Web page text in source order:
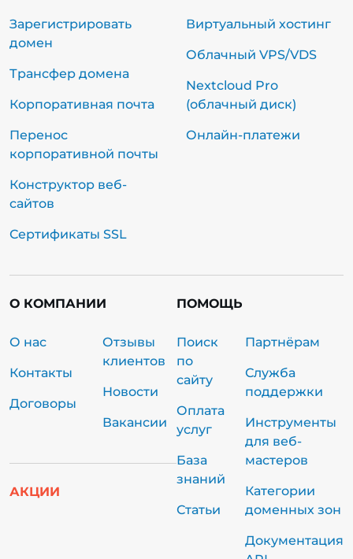
Зарегистрировать
домен
Трансфер домена
Корпоративная почта
Перенос
корпоративной почты
Конструктор веб-
сайтов
Сертификаты SSL
Виртуальный хостинг
Облачный VPS/VDS
Nextcloud Pro
(облачный диск)
Онлайн-платежи
О КОМПАНИИ
О нас
Контакты
Договоры
Отзывы
клиентов
Новости
Вакансии
АКЦИИ
ПОМОЩЬ
Поиск
по
сайту
Оплата
услуг
База
знаний
Статьи
Партнёрам
Служба
поддержки
Инструменты
для веб-
мастеров
Категории
доменных зон
Документация